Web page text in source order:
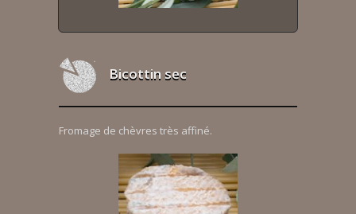
Bicottin sec
Fromage de chèvres très affiné.